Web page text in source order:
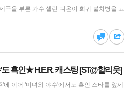
댓글 공유
곡을 부른 가수 셀린 디온이 희귀 불치병을 고
흑인★ H.E.R. 캐스팅 [ST@할리웃]
이어 '미녀와 야수'에서도 흑인 스타를 앞세